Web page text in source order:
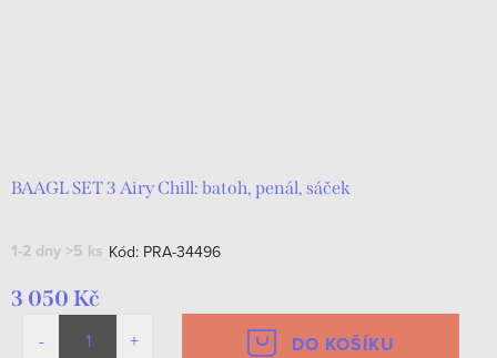
BAAGL SET 3 Airy Chill: batoh, penál, sáček
1-2 dny >5 ks Kód: PRA-34496
3 050 Kč
DO KOŠÍKU